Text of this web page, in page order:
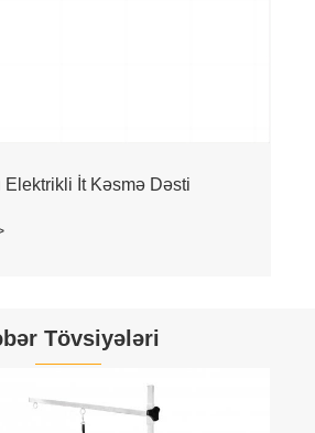
Elektrikli İt Kəsmə Dəsti
Tövsiyələri